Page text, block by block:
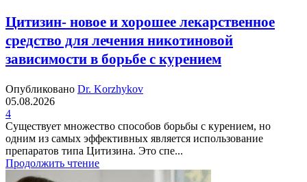
Цитизин- новое и хорошее лекарственное
средство для лечения никотиновой
зависимости в борьбе с курением
Опубликовано Dr. Korzhykov
05.08.2026
4
Существует множество способов борьбы с курением, но
одним из самых эффективных является использование
препаратов типа Цитизина. Это спе...
Продолжить чтение